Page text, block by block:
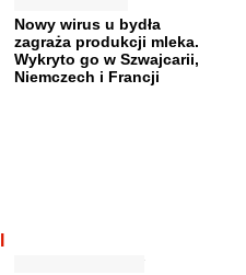
Nowy wirus u bydła
zagraża produkcji mleka.
Wykryto go w Szwajcarii,
Niemczech i Francji